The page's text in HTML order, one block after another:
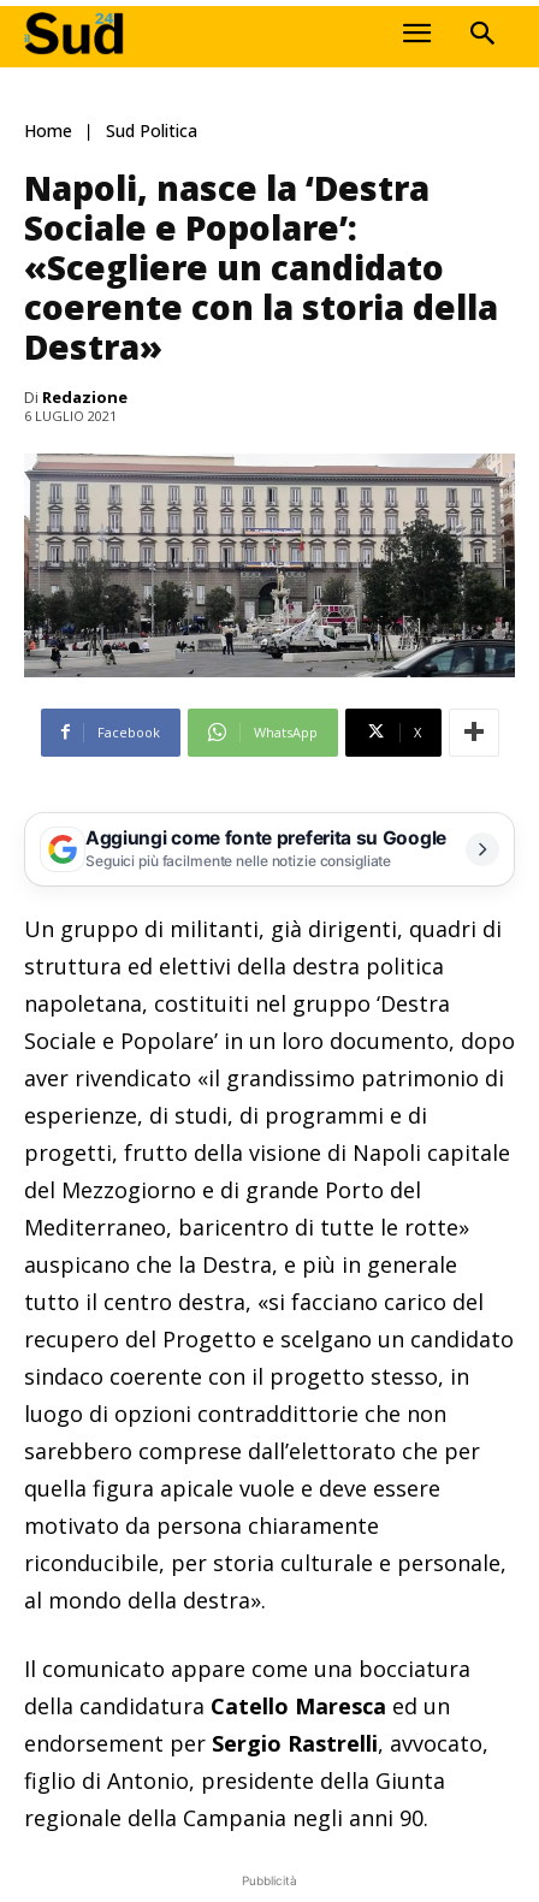
Home Sud Politica
Napoli, nasce la ‘Destra
Sociale e Popolare’:
«Scegliere un candidato
coerente con la storia della
Destra»
Di Redazione
6 LUGLIO 2021
Facebook WhatsApp X
Aggiungi come fonte preferita su Google
Seguici più facilmente nelle notizie consigliate
Un gruppo di militanti, già dirigenti, quadri di
struttura ed elettivi della destra politica
napoletana, costituiti nel gruppo ‘Destra
Sociale e Popolare’ in un loro documento, dopo
aver rivendicato «il grandissimo patrimonio di
esperienze, di studi, di programmi e di
progetti, frutto della visione di Napoli capitale
del Mezzogiorno e di grande Porto del
Mediterraneo, baricentro di tutte le rotte»
auspicano che la Destra, e più in generale
tutto il centro destra, «si facciano carico del
recupero del Progetto e scelgano un candidato
sindaco coerente con il progetto stesso, in
luogo di opzioni contraddittorie che non
sarebbero comprese dall’elettorato che per
quella figura apicale vuole e deve essere
motivato da persona chiaramente
riconducibile, per storia culturale e personale,
al mondo della destra».
Il comunicato appare come una bocciatura
della candidatura Catello Maresca ed un
endorsement per Sergio Rastrelli, avvocato,
figlio di Antonio, presidente della Giunta
regionale della Campania negli anni 90.
Pubblicità